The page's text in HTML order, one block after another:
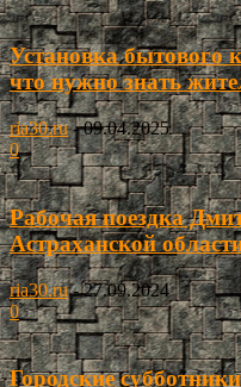
Установка бытового
что нужно знать
ria30.ru - 09.04.2025
0
Рабочая поездка
Астраханской
ria30.ru - 27.09.2024
0
Городские